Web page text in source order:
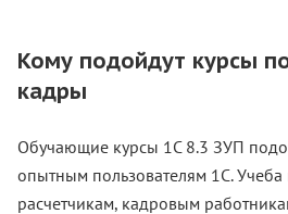
Кому подойдут курсы
кадры
Обучающие курсы 1С 8.3 ЗУП
опытным пользователям 1С. Учеба
расчетчикам, кадровым